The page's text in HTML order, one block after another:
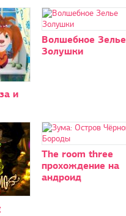
и
Волшебное Зелье
Золушки
The room three
прохождение на
андроид